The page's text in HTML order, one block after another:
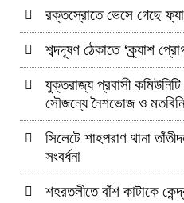
রক্তস্রোতে ভেসে গেছে
শব্দদূষণ ঠেকাতে ‘ক্র্যাশ
যুক্তরাজ্য প্রবাসী
সৌজন্যে নৈশভোজ ও
সিলেটে শাহপরাণ থানা
সংবর্ধনা
শহরতলীতে বাঁশ কাটাকে